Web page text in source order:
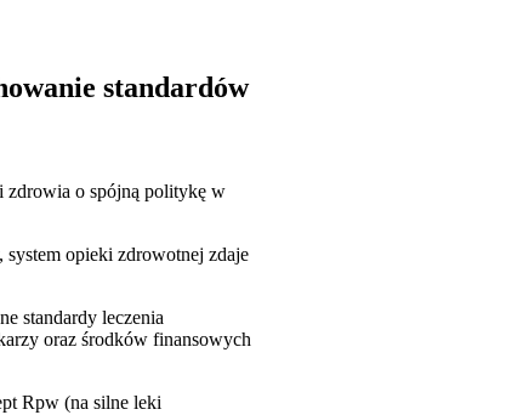
standardów
zdrowia o spójną politykę w
system opieki zdrowotnej zdaje
standardy leczenia
oraz środków finansowych
Rpw (na silne leki